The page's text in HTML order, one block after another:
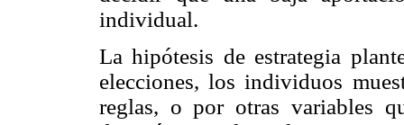
individual.
La hipótesis de estrategia
elecciones, los individuos
reglas, o por otras variables